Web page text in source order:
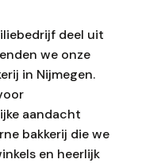
deel uit
we onze
in Nijmegen.
aandacht
bakkerij die we
en heerlijk